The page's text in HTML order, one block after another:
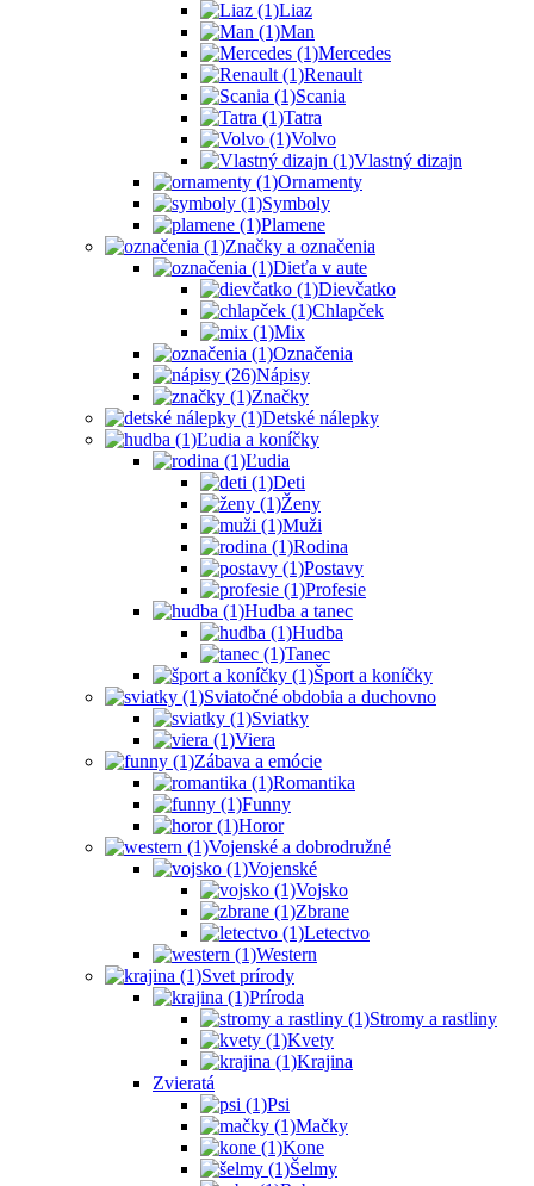
Liaz
Man
Mercedes
Renault
Scania
Tatra
Volvo
Vlastný dizajn
Ornamenty
Symboly
Plamene
Značky a označenia
Dieťa v aute
Dievčatko
Chlapček
Mix
Označenia
Nápisy
Značky
Detské nálepky
Ľudia a koníčky
Ľudia
Deti
Ženy
Muži
Rodina
Postavy
Profesie
Hudba a tanec
Hudba
Tanec
Šport a koníčky
Sviatočné obdobia a duchovno
Sviatky
Viera
Zábava a emócie
Romantika
Funny
Horor
Vojenské a dobrodružné
Vojenské
Vojsko
Zbrane
Letectvo
Western
Svet prírody
Príroda
Stromy a rastliny
Kvety
Krajina
Zvieratá
Psi
Mačky
Kone
Šelmy